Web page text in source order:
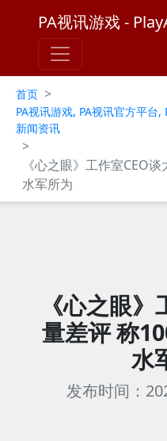
PA视讯游戏 -
首页 >
PA视讯游戏, PA视讯官方平台
新闻资讯
>
《心之眼》工作室CEO
水军所为
《心之眼
量差评 称
水
发布时间：